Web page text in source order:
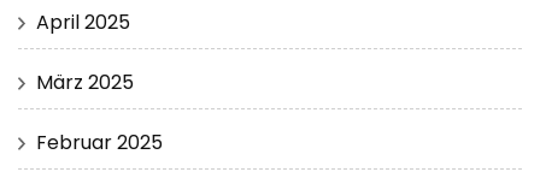
April 2025
März 2025
Februar 2025